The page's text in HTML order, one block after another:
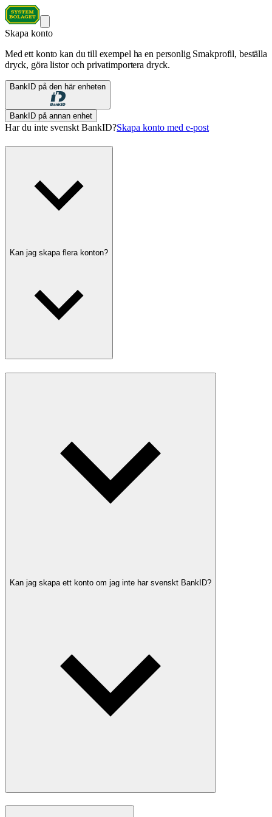
Skapa konto
Med ett konto kan du till exempel ha en personlig Smakprofil, beställa
dryck, göra listor och privatimportera dryck.
BankID på den här enheten
BankID på annan enhet
Har du inte svenskt BankID?Skapa konto med e-post
Kan jag skapa flera konton?
Kan jag skapa ett konto om jag inte har svenskt BankID?